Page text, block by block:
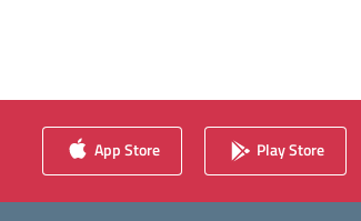
App Store Play Store